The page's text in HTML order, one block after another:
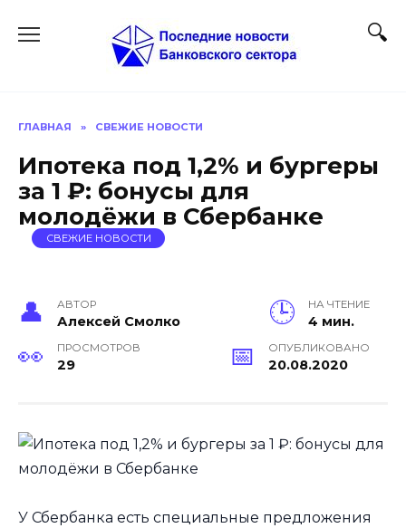
ГЛАВНАЯ » СВЕЖИЕ НОВОСТИ
Ипотека под 1,2% и бургеры
за 1 ₽: бонусы для
молодёжи в Сбербанке
СВЕЖИЕ НОВОСТИ
АВТОР
Алексей Смолко
НА ЧТЕНИЕ
4 мин.
ПРОСМОТРОВ
29
ОПУБЛИКОВАНО
20.08.2020
У Сбербанка есть специальные предложения